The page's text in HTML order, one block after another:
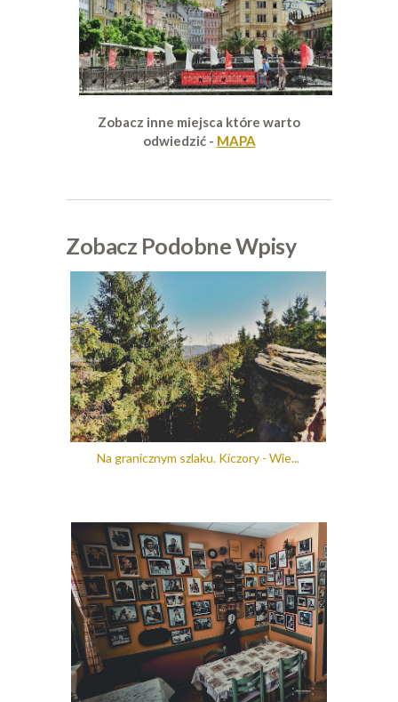
Zobacz inne miejsca które warto
odwiedzić - MAPA
Zobacz Podobne Wpisy
Na granicznym szlaku. Kiczory - Wie...